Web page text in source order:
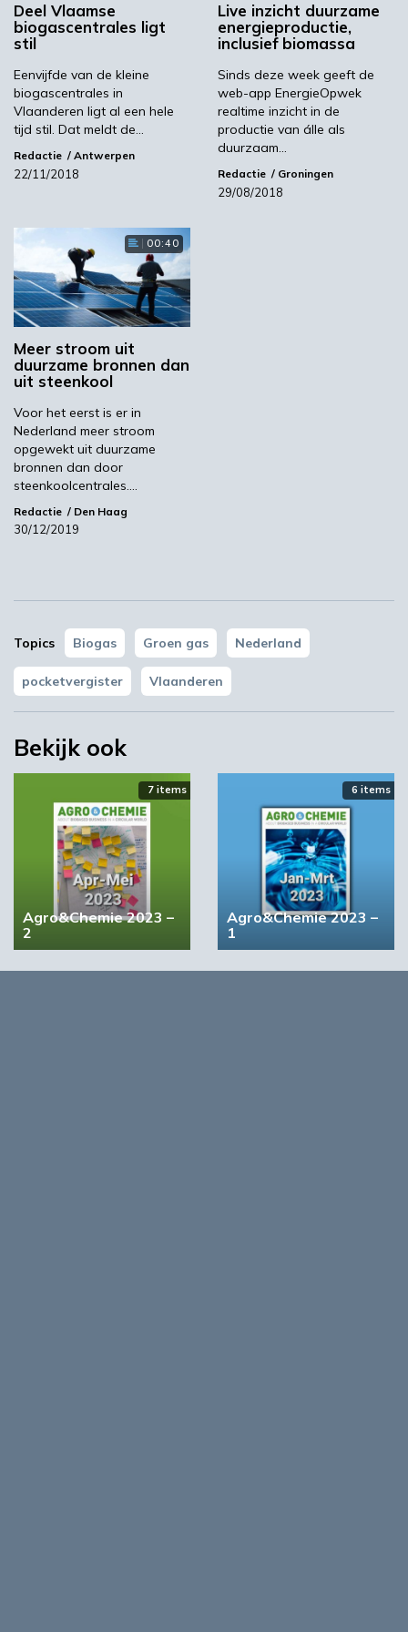
Volgende
Biobased kleurstoffen werken beter als ze niet
geïsoleerd zijn
Meest gelezen
YPACK project gestart in Spanje
‘Grote groeikansen Europese markt voor biobased
producten’
STRONGBIONET verbindt Europese newerken bio-
economie
Deel Vlaamse
biogascentrales ligt
stil
Eenvijfde van de kleine
biogascentrales in
Vlaanderen ligt al een hele
tijd stil. Dat meldt de…
Redactie Antwerpen
22/11/2018
Live inzicht duurzame
energieproductie,
inclusief biomassa
Sinds deze week geeft de
web-app EnergieOpwek
realtime inzicht in de
productie van álle als
duurzaam…
Redactie Groningen
29/08/2018
00:40
Meer stroom uit
duurzame bronnen dan
uit steenkool
Voor het eerst is er in
Nederland meer stroom
opgewekt uit duurzame
bronnen dan door
steenkoolcentrales.…
Redactie Den Haag
30/12/2019
Topics Biogas Groen gas Nederland
pocketvergister Vlaanderen
Bekijk ook
7 items
Agro&Chemie 2023 –
2
6 items
Agro&Chemie 2023 –
1